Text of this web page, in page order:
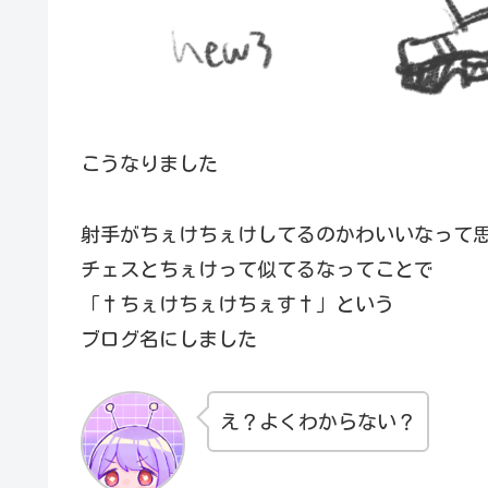
こうなりました
射手がちぇけちぇけしてるのかわいいなって
チェスとちぇけって似てるなってことで
「†ちぇけちぇけちぇす†」という
ブログ名にしました
え？よくわからない？